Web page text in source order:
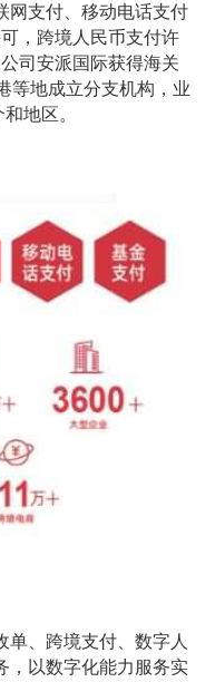
网支付、移动电话支付
，跨境人民币支付许
司安派国际获得海关
等地成立分支机构，业
地区。
单、跨境支付、数字人
，以数字化能力服务实